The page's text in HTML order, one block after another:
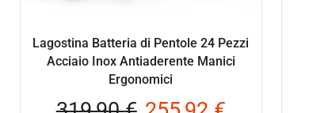
Lagostina Batteria di Pentole 24 Pezzi
Acciaio Inox Antiaderente Manici
Ergonomici